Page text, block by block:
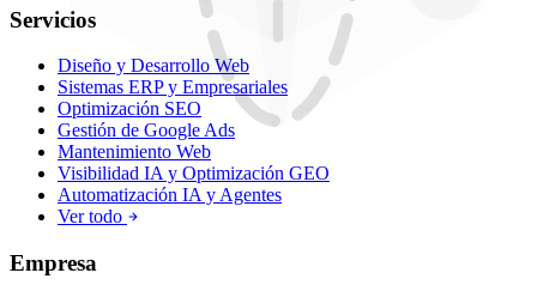
Servicios
Diseño y Desarrollo Web
Sistemas ERP y Empresariales
Optimización SEO
Gestión de Google Ads
Mantenimiento Web
Visibilidad IA y Optimización GEO
Automatización IA y Agentes
Ver todo
Empresa